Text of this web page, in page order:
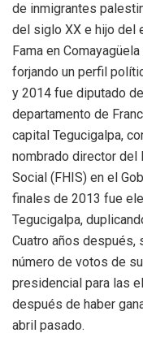
de inmigrantes
del siglo XX e hijo del
Fama en
forjando un perfil
y 2014 fue diputado
departamento de
capital Tegucigalpa,
nombrado director del
Social (FHIS) en el
finales de 2013 fue
Tegucigalpa,
Cuatro años después,
número de votos de
presidencial para las
después de haber
abril pasado.